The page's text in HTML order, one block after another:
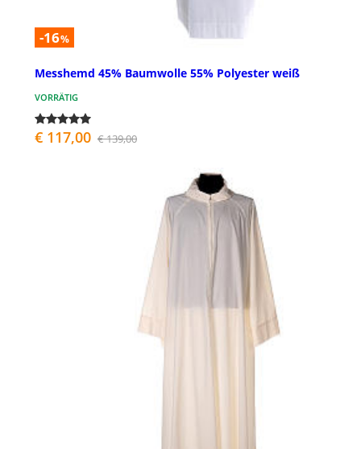
-16%
Messhemd 45% Baumwolle 55% Polyester weiß
VORRÄTIG
€ 117,00 € 139,00